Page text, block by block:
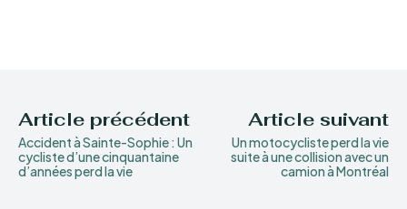
Article précédent
Accident à Sainte-Sophie : Un
cycliste d’une cinquantaine
d’années perd la vie
Article suivant
Un motocycliste perd la vie
suite à une collision avec un
camion à Montréal